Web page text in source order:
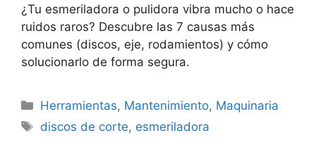
¿Tu esmeriladora o pulidora vibra mucho o hace
ruidos raros? Descubre las 7 causas más
comunes (discos, eje, rodamientos) y cómo
solucionarlo de forma segura.
Categorías
Herramientas, Mantenimiento, Maquinaria
Etiquetas
discos de corte, esmeriladora